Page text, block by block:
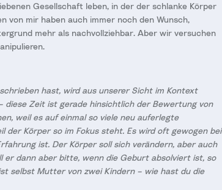
Gesellschaft leben, in der der schlanke Körper
von mir haben auch immer noch den Wunsch,
mehr als nachvollziehbar. Aber wir versuchen
hast, wird aus unserer Sicht im Kontext
Zeit ist gerade hinsichtlich der Bewertung von
weil es auf einmal so viele neu auferlegte
der Körper so im Fokus steht. Es wird oft gewogen bei
ist. Der Körper soll sich verändern, aber auch
er dann aber bitte, wenn die Geburt absolviert ist, so
selbst Mutter von zwei Kindern – wie hast du die